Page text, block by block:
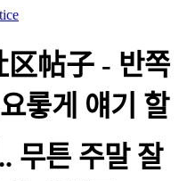
帖子 - 반쪽
롷게 얘기 할
무튼 주말 잘